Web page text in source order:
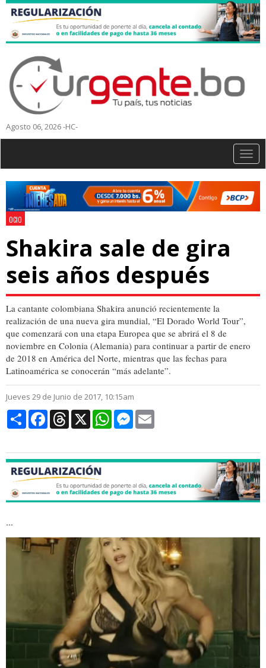
Agosto 06, 2026 -HC-
OCIO
Shakira sale de gira
seis años después
La cantante colombiana Shakira anunció recientemente la
realización de una nueva gira mundial, “El Dorado World Tour”,
que comenzará con una etapa Europea que se abrirá el 8 de
noviembre en Colonia (Alemania) para continuar a partir de enero
de 2018 en América del Norte, mientras que las fechas para
Latinoamérica se conocerán “más adelante”.
Jueves 29 de Junio de 2017, 10:15am
CompartirFacebookThreads
X WhatsAppMessenger
...
shakira.jpg